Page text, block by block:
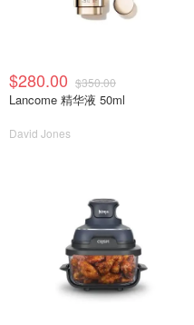
$280.00 $350.00
Lancome 精华液 50ml
David Jones